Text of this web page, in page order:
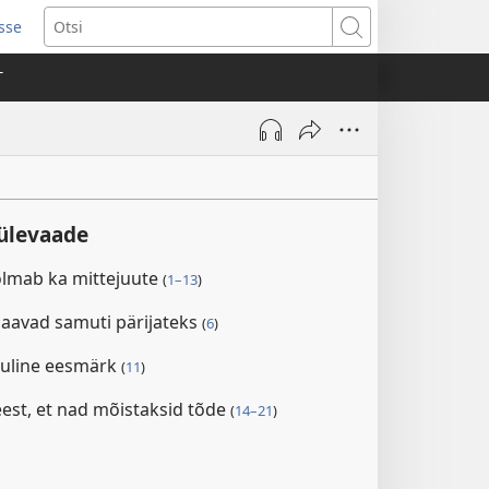
Otsi
ka mittejuute (1–13)
samuti pärijateks (6)
eesmärk (11)
et nad mõistaksid tõde (14–21)